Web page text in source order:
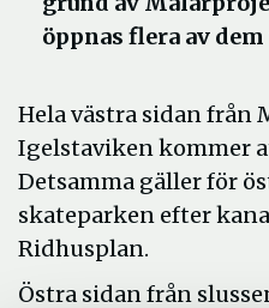
öppnas flera av
Hela västra sidan från
Igelstaviken kommer
Detsamma gäller för
skateparken efter
Ridhusplan.
Östra sidan från